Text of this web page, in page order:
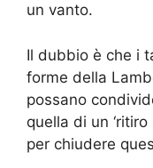
un vanto.
Il dubbio è che i
forme della
possano
quella di un
per chiudere